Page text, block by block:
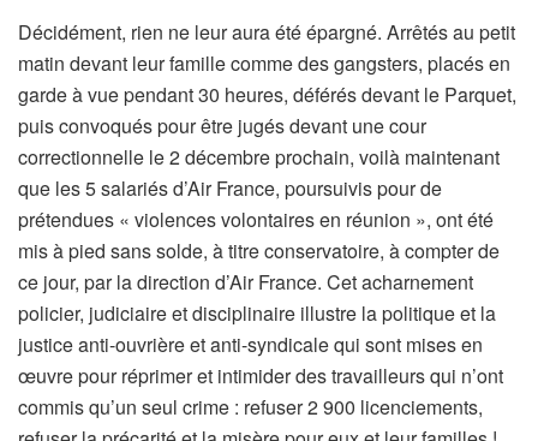
Décidément, rien ne leur aura été épargné. Arrêtés au petit
matin devant leur famille comme des gangsters, placés en
garde à vue pendant 30 heures, déférés devant le Parquet,
puis convoqués pour être jugés devant une cour
correctionnelle le 2 décembre prochain, voilà maintenant
que les 5 salariés d’Air France, poursuivis pour de
prétendues « violences volontaires en réunion », ont été
mis à pied sans solde, à titre conservatoire, à compter de
ce jour, par la direction d’Air France. Cet acharnement
policier, judiciaire et disciplinaire illustre la politique et la
justice anti-ouvrière et anti-syndicale qui sont mises en
œuvre pour réprimer et intimider des travailleurs qui n’ont
commis qu’un seul crime : refuser 2 900 licenciements,